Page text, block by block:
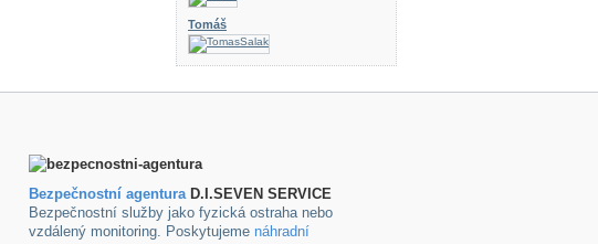
Tomáš
Bezpečnostní agenturaD.I.SEVEN SERVICE
Bezpečnostní služby jako fyzická ostraha nebo
vzdálený monitoring. Poskytujeme náhradní